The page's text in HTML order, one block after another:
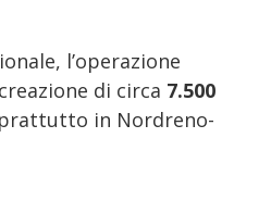
l’operazione
di circa 7.500
in Nordreno-